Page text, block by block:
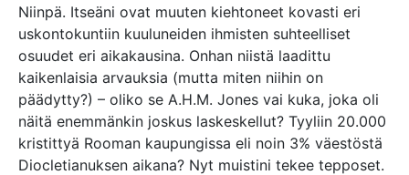
Niinpä. Itseäni ovat muuten kiehtoneet kovasti eri
uskontokuntiin kuuluneiden ihmisten suhteelliset
osuudet eri aikakausina. Onhan niistä laadittu
kaikenlaisia arvauksia (mutta miten niihin on
päädytty?) – oliko se A.H.M. Jones vai kuka, joka oli
näitä enemmänkin joskus laskeskellut? Tyyliin 20.000
kristittyä Rooman kaupungissa eli noin 3% väestöstä
Diocletianuksen aikana? Nyt muistini tekee tepposet.